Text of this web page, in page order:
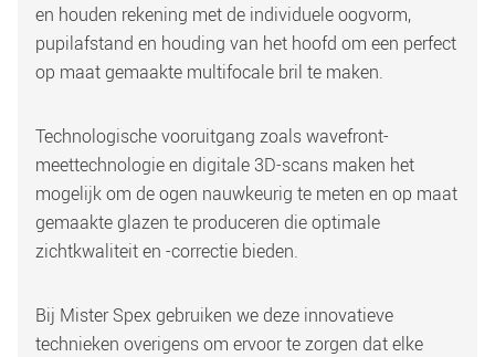
en houden rekening met de individuele oogvorm,
pupilafstand en houding van het hoofd om een perfect
op maat gemaakte multifocale bril te maken.
Technologische vooruitgang zoals wavefront-
meettechnologie en digitale 3D-scans maken het
mogelijk om de ogen nauwkeurig te meten en op maat
gemaakte glazen te produceren die optimale
zichtkwaliteit en -correctie bieden.
Bij Mister Spex gebruiken we deze innovatieve
technieken overigens om ervoor te zorgen dat elke